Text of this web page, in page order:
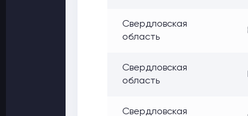
Свердловская
область
Свердловская
область
Свердловская